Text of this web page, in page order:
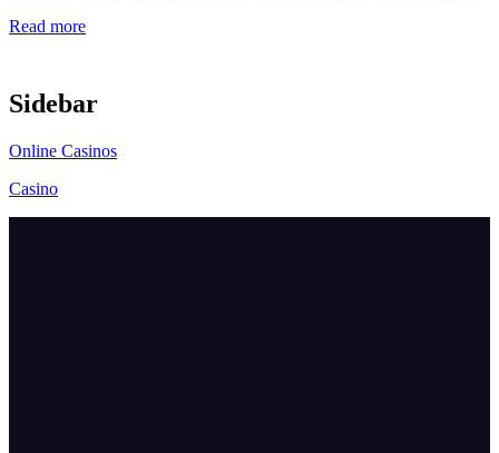
Read more
Sidebar
Online Casinos
Casino